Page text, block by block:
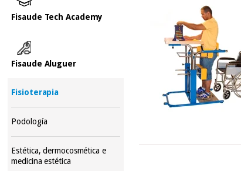
Fisaude Tech Academy
Fisaude Aluguer
Fisioterapia
Podología
Estética, dermocosmética e
medicina estética